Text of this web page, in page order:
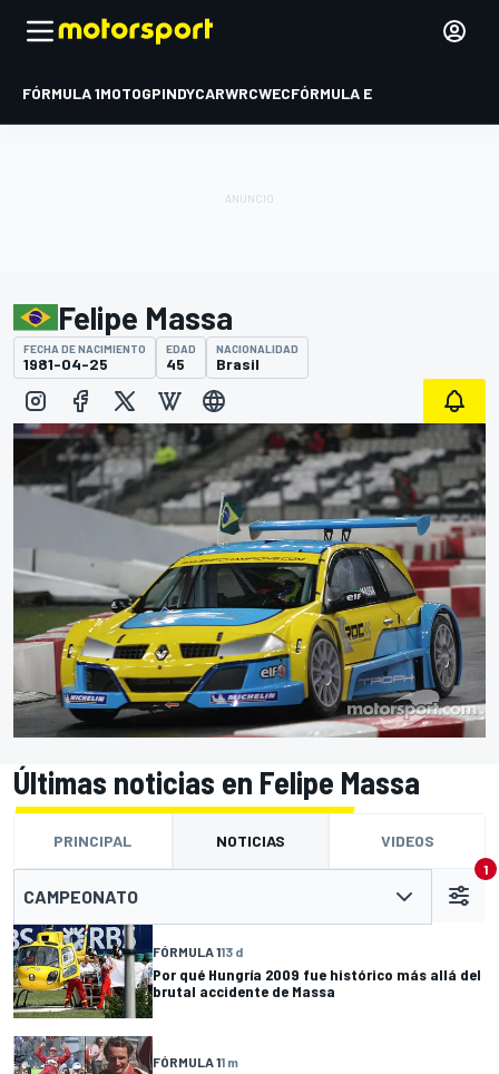
FÓRMULA 1MOTOGPINDYCARWRCWECFÓRMULA E
Felipe Massa
FECHA DE NACIMIENTO
1981-04-25
EDAD
45
NACIONALIDAD
Brasil
Últimas noticias en Felipe Massa
PRINCIPAL NOTICIAS VIDEOS
CAMPEONATO
1
FÓRMULA 113 d
Por qué Hungría 2009 fue histórico más allá del
brutal accidente de Massa
FÓRMULA 11 m